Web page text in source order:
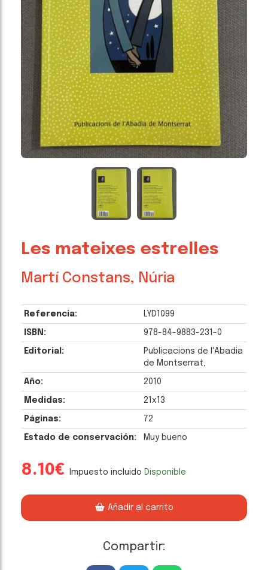
Les mateixes estrelles
Martí Constans, Núria
Referencia: LYD1099
ISBN: 978-84-9883-231-0
Editorial:
Publicacions de l'Abadia
de Montserrat,
Año: 2010
Medidas: 21x13
Páginas: 72
Estado de conservación: Muy bueno
8.10€ Impuesto incluido Disponible
Añadir al carrito
Compartir: